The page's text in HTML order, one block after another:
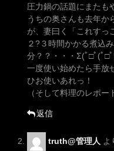
圧力鍋の話題にまたも
うちの奥さんも去年か
が、妻曰く「これすっ
２?３時間かかる煮込
分？？・・・Σ(ﾟ□ﾟ(ﾟ□ﾟ
一度使い始めたら手放
ひお使いあれっ！
（そして料理のレポー
返信
truth@管理人 よ